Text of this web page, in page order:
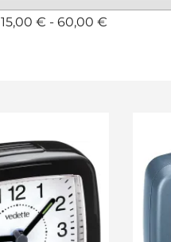
15,00 € - 60,00 €